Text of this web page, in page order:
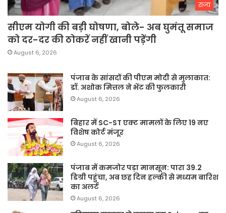
राज्य
सीएम योगी की बड़ी घोषणा, बोले- अब घुमंतू समाज
को दर-दर की ठोकरें नहीं खानी पड़ेंगी
August 6, 2026
पंजाब के सांसदों की पीएम मोदी से मुलाकात:
डॉ. अशोक मित्तल ने भेंट की फुलकारी
August 6, 2026
बिहार में SC-ST एक्ट मामलों के लिए 19 नए
विशेष कोर्ट मंजूर
August 6, 2026
पंजाब में कमजोर पड़ा मानसून: पारा 39.2
डिग्री पहुंचा, अब छह दिन हल्की से मध्यम बारिश
का अलर्ट
August 6, 2026